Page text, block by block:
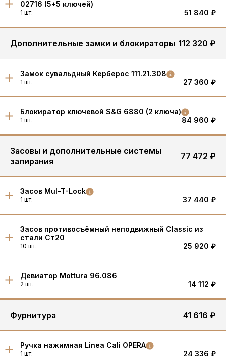
02716 (5+5 ключей)
1 шт. 51 840 ₽
Дополнительные замки и блокираторы 112 320 ₽
Замок сувальдный Керберос 111.21.308
1 шт. 27 360 ₽
Блокиратор ключевой S&G 6880 (2 ключа)
1 шт. 84 960 ₽
Засовы и дополнительные системы
запирания
77 472 ₽
Засов Mul-T-Lock
1 шт. 37 440 ₽
Засов противосъёмный неподвижный Classic из
стали Ст20
10 шт. 25 920 ₽
Девиатор Mottura 96.086
2 шт. 14 112 ₽
Фурнитура 41 616 ₽
Ручка нажимная Linea Cali OPERA
1 шт. 24 336 ₽